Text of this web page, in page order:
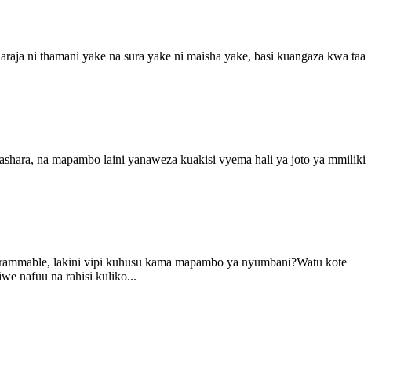
ni thamani yake na sura yake ni maisha yake, basi kuangaza kwa taa
na mapambo laini yanaweza kuakisi vyema hali ya joto ya mmiliki
lakini vipi kuhusu kama mapambo ya nyumbani?Watu kote
nafuu na rahisi kuliko...